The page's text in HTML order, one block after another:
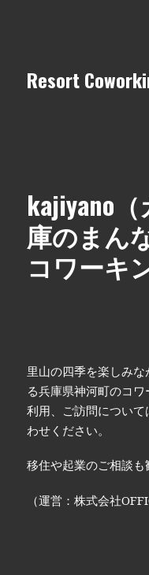
Resort
kajiyano
庫のまん
コワーキ
里山の四季を楽しみ
る兵庫県神河町のコ
利用、ご訪問につい
わせください。
移住や起業のご相談も
（運営：株式会社